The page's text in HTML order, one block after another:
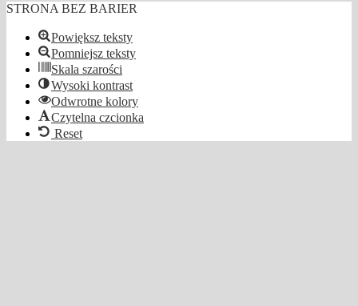
STRONA BEZ BARIER
Powiększ teksty
Pomniejsz teksty
Skala szarości
Wysoki kontrast
Odwrotne kolory
Czytelna czcionka
Reset